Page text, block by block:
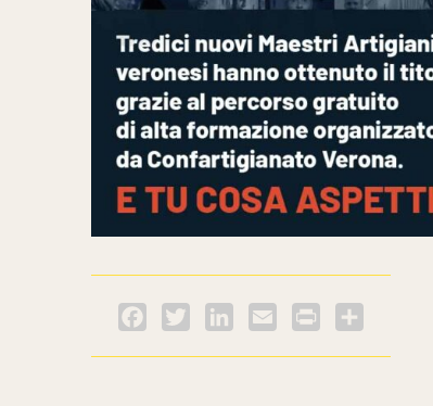
Facebook
Twitter LinkedInEmail PrintFriendly